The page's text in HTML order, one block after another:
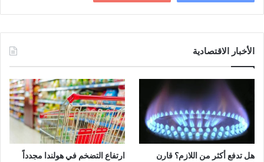
الأخبار الاقتصادية
هل تدفع أكثر من اللازم؟ قارن
ارتفاع التضخم في هولندا مجدداً